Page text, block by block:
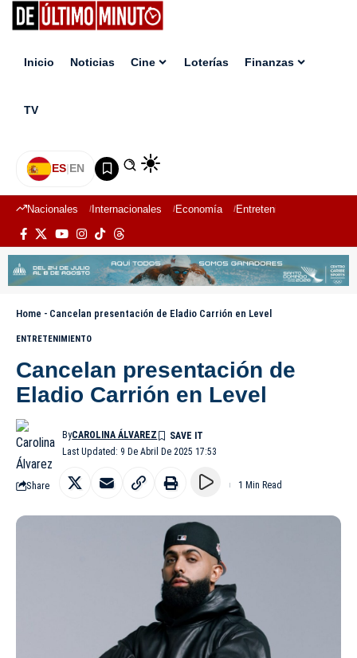
Inicio Noticias Cine Loterías Finanzas
TV
ES|EN
Nacionales Internacionales Economía Entretenimiento
Home - Cancelan presentación de Eladio Carrión en Level
ENTRETENIMIENTO
Cancelan presentación de
Eladio Carrión en Level
Last Updated: 9 De Abril De 2025 17:53
ByCAROLINA ÁLVAREZ
Share 1 Min Read